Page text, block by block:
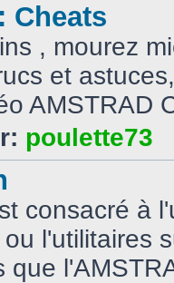
Cheats
, mourez
et
AMSTRAD
poulette73
consacré à
l'utilitaires
que